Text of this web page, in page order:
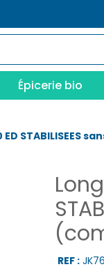
Épicerie bio
STABILISEES
REF :